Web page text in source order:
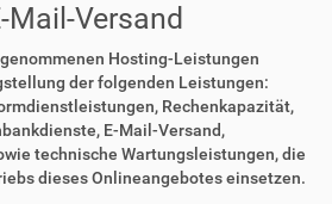
Versand
Hosting-Leistungen
der folgenden Leistungen:
Rechenkapazität,
E-Mail-Versand,
technische Wartungsleistungen, die
dieses Onlineangebotes einsetzen.